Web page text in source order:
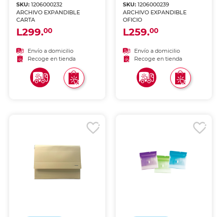
SKU:1206000232
ARCHIVO EXPANDIBLE
CARTA
L299.00
Envío a domicilio
Recoge en tienda
SKU: 1206000239
ARCHIVO EXPANDIBLE
OFICIO
L259.00
Envío a domicilio
Recoge en tienda